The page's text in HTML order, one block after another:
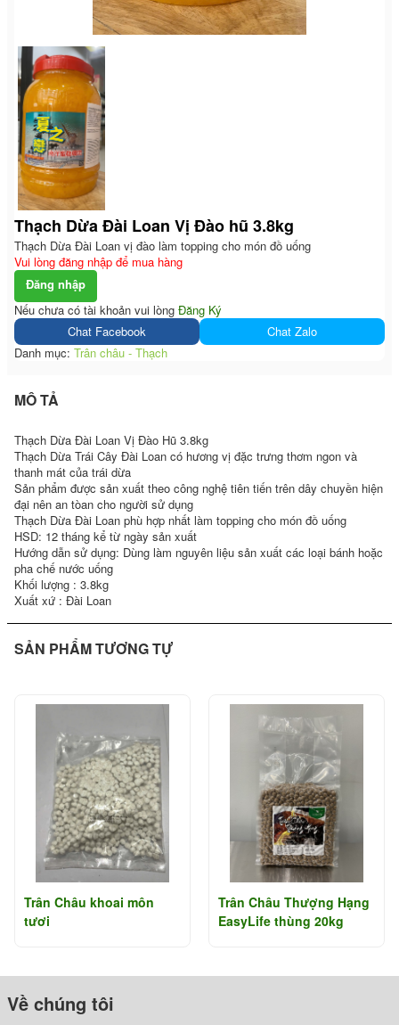
Thạch Dừa Đài Loan Vị Đào hũ 3.8kg
Thạch Dừa Đài Loan vị đào làm topping cho món đồ uống
Vui lòng đăng nhập để mua hàng
Đăng nhập
Nếu chưa có tài khoản vui lòng Đăng Ký
Chat Facebook
Chat Zalo
Danh mục: Trân châu - Thạch
MÔ TẢ
Thạch Dừa Đài Loan Vị Đào Hũ 3.8kg
Thạch Dừa Trái Cây Đài Loan có hương vị đặc trưng thơm ngon và
thanh mát của trái dừa
Sản phẩm được sản xuất theo công nghệ tiên tiến trên dây chuyền hiện
đại nên an tòan cho người sử dụng
Thạch Dừa Đài Loan phù hợp nhất làm topping cho món đồ uống
HSD: 12 tháng kể từ ngày sản xuất
Hướng dẫn sử dụng: Dùng làm nguyên liệu sản xuất các loại bánh hoặc
pha chế nước uống
Khối lượng : 3.8kg
Xuất xứ : Đài Loan
SẢN PHẨM TƯƠNG TỰ
Trân Châu khoai môn
tươi
Trân Châu Thượng Hạng
EasyLife thùng 20kg
Về chúng tôi